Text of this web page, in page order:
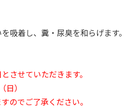
吸着し、糞・尿臭を和らげます。
させていただきます。
）
のでご了承ください。